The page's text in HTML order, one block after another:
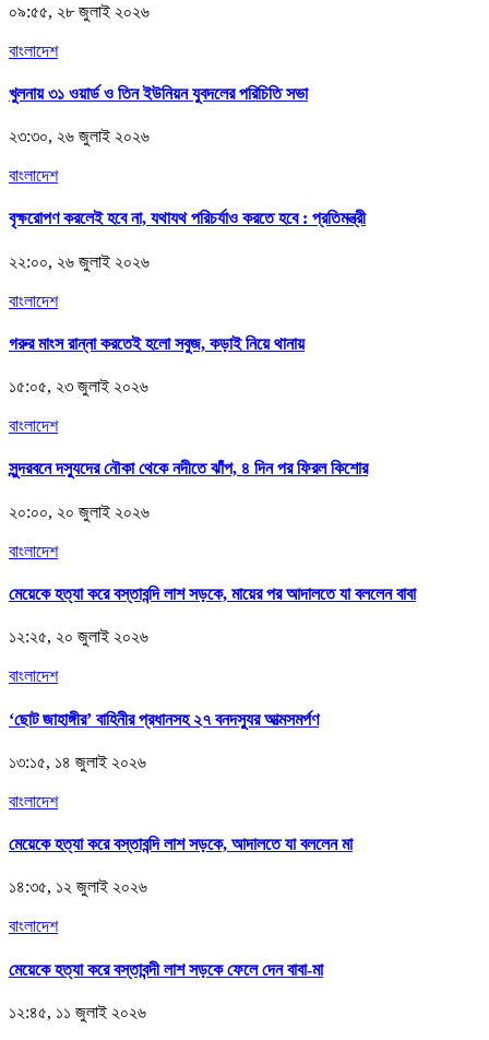
০৯:৫৫, ২৮ জুলাই ২০২৬
বাংলাদেশ
খুলনায় ৩১ ওয়ার্ড ও তিন ইউনিয়ন যুবদলের পরিচিতি সভা
২৩:৩০, ২৬ জুলাই ২০২৬
বাংলাদেশ
বৃক্ষরোপণ করলেই হবে না, যথাযথ পরিচর্যাও করতে হবে : প্রতিমন্ত্রী
২২:০০, ২৬ জুলাই ২০২৬
বাংলাদেশ
গরুর মাংস রান্না করতেই হলো সবুজ, কড়াই নিয়ে থানায়
১৫:০৫, ২৩ জুলাই ২০২৬
বাংলাদেশ
সুন্দরবনে দস্যুদের নৌকা থেকে নদীতে ঝাঁপ, ৪ দিন পর ফিরল কিশোর
২০:০০, ২০ জুলাই ২০২৬
বাংলাদেশ
মেয়েকে হত্যা করে বস্তাবন্দি লাশ সড়কে, মায়ের পর আদালতে যা বললেন বাবা
১২:২৫, ২০ জুলাই ২০২৬
বাংলাদেশ
‘ছোট জাহাঙ্গীর’ বাহিনীর প্রধানসহ ২৭ বনদস্যুর আত্মসমর্পণ
১৩:১৫, ১৪ জুলাই ২০২৬
বাংলাদেশ
মেয়েকে হত্যা করে বস্তাবন্দি লাশ সড়কে, আদালতে যা বললেন মা
১৪:৩৫, ১২ জুলাই ২০২৬
বাংলাদেশ
মেয়েকে হত্যা করে বস্তাবন্দী লাশ সড়কে ফেলে দেন বাবা-মা
১২:৪৫, ১১ জুলাই ২০২৬